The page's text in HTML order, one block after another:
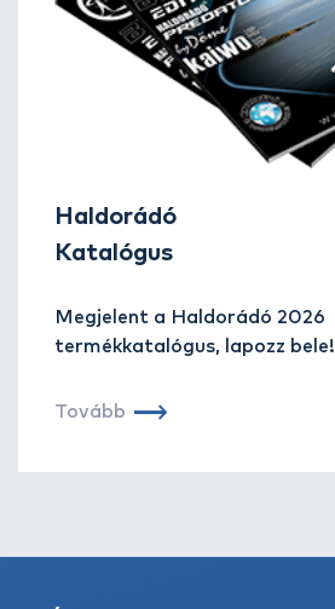
Haldorádó
Katalógus
Megjelent a Haldorádó 2026
termékkatalógus, lapozz bele!
Tovább